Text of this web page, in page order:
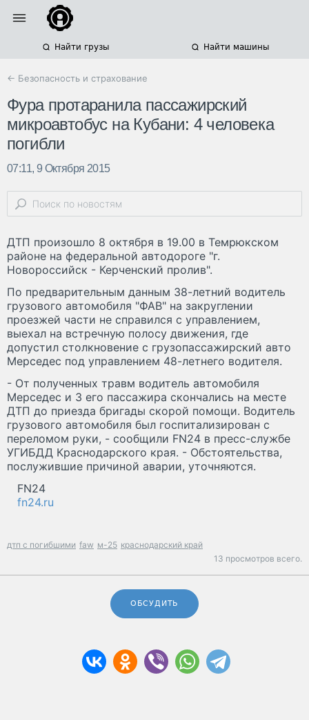
Найти грузы Найти машины
← Безопасность и страхование
Фура протаранила пассажирский
микроавтобус на Кубани: 4 человека
погибли
07:11, 9 Октября 2015
ДТП произошло 8 октября в 19.00 в Темрюкском
районе на федеральной автодороге "г.
Новороссийск - Керченский пролив".
По предварительным данным 38-летний водитель
грузового автомобиля "ФАВ" на закруглении
проезжей части не справился с управлением,
выехал на встречную полосу движения, где
допустил столкновение с грузопассажирский авто
Мерседес под управлением 48-летнего водителя.
- От полученных травм водитель автомобиля
Мерседес и 3 его пассажира скончались на месте
ДТП до приезда бригады скорой помощи. Водитель
грузового автомобиля был госпитализирован с
переломом руки, - сообщили FN24 в пресс-службе
УГИБДД Краснодарского края. - Обстоятельства,
послужившие причиной аварии, уточняются.
FN24
fn24.ru
дтп с погибшими faw м-25 краснодарский край
13 просмотров всего.
ОБСУДИТЬ